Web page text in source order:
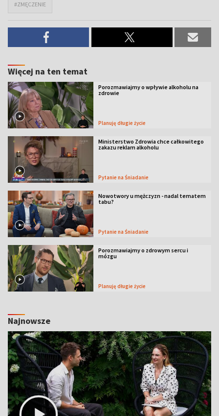
#ZMĘCZENIE
Więcej na ten temat
Porozmawiajmy o wpływie alkoholu na
zdrowie
Planuję długie życie
Ministerstwo Zdrowia chce całkowitego
zakazu reklam alkoholu
Pytanie na Śniadanie
Nowotwory u mężczyzn - nadal tematem
tabu?
Pytanie na Śniadanie
Porozmawiajmy o zdrowym sercu i
mózgu
Planuję długie życie
Najnowsze